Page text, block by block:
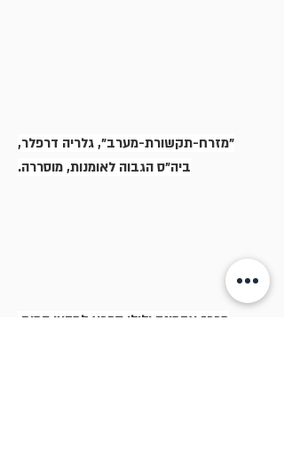
"מזרח-תקשורת-מערב", גלריה דרפלר,
ביה"ס הגבוה לאומנות, מוסררה.
מרכז אדמונד ולילי ספרא למדעי המוח.